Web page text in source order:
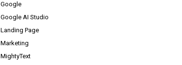
Google
Google AI Studio
Landing Page
Marketing
MightyText